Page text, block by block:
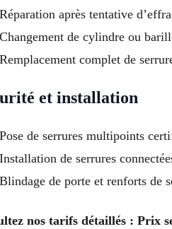
Réparation après tentative
Changement de cylindre ou
Remplacement complet de
et installation
Pose de serrures multipoints
Installation de serrures
Blindage de porte et renforts de
nos tarifs détaillés : Prix